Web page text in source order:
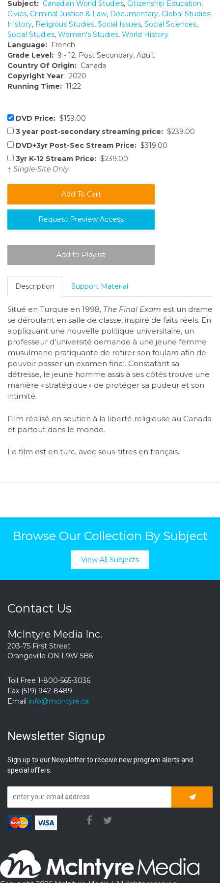
Subject: Canadian World Studies, Citizenship Education,
Civics, Criminal Justice & Law, Documentary, Global Studies,
History, Religious Studies, Social Issues, Social Sciences,
Social Studies, Women's Studies, World History
Language: French
Grade Level: 9 - 12, Post Secondary, Adult
Country Of Origin: Canada
Copyright Year: 2020
Running Time: 11:22
DVD Price: $159.00
3 year post-secondary streaming price: $239.00
DVD+3yr Post-Sec Stream Price: $319.00
3yr K-12 Stream Price: $239.00
† Single-Site Only
Request Preview Access
Description Support Material
Situé en Turquie en 1998, The Final Exam est un drame
se déroulant en salle de classe, inspiré de faits réels. En
appliquant une nouvelle politique universitaire, un
professeur d’université demande à une jeune femme
musulmane pratiquante de retirer son foulard afin de
pouvoir passer un examen final. Constatant sa
détresse, le jeune homme assis à ses côtés trouve une
manière « stratégique » de protéger sa pudeur et son
intimité.
Film réalisé en soutien à la liberté religieuse au Canada
et partout dans le monde.
Le film est en turc, avec sous-titres en français.
Browse Our Collection By Subject
View All Subjects
Contact Us
McIntyre Media Inc.
203-75 First Street
Orangeville ON L9W 5B6
Toll Free 1-800-565-3036
Fax (519) 942-8489
Email info@mcintyre.ca
Newsletter Signup
Sign up to our Newsletter to receive new program alerts and
special offers.